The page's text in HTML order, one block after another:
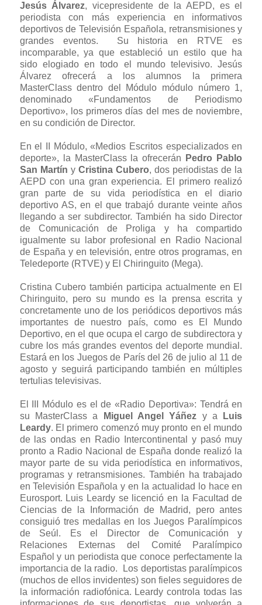
Jesús Álvarez, vicepresidente de la AEPD, es el
periodista con más experiencia en informativos
deportivos de Televisión Española, retransmisiones y
grandes eventos. Su historia en RTVE es
incomparable, ya que estableció un estilo que ha
sido elogiado en todo el mundo televisivo. Jesús
Álvarez ofrecerá a los alumnos la primera
MasterClass dentro del Módulo módulo número 1,
denominado «Fundamentos de Periodismo
Deportivo», los primeros días del mes de noviembre,
en su condición de Director.
En el II Módulo, «Medios Escritos especializados en
deporte», la MasterClass la ofrecerán
Pedro Pablo
San Martín y Cristina Cubero, dos periodistas de la
AEPD con una gran experiencia. El primero realizó
gran parte de su vida periodística en el diario
deportivo AS, en el que trabajó durante veinte años
llegando a ser subdirector. También ha sido Director
de Comunicación de Proliga y ha compartido
igualmente su labor profesional en Radio Nacional
de España y en televisión, entre otros programas, en
Teledeporte (RTVE) y El Chiringuito (Mega).
Cristina Cubero también participa actualmente en El
Chiringuito, pero su mundo es la prensa escrita y
concretamente uno de los periódicos deportivos más
importantes de nuestro país, como es El Mundo
Deportivo, en el que ocupa el cargo de subdirectora y
cubre los más grandes eventos del deporte mundial.
Estará en los Juegos de París del 26 de julio al 11 de
agosto y seguirá participando también en múltiples
tertulias televisivas.
El III Módulo es el de «Radio Deportiva»: Tendrá en
su MasterClass a
Miguel Angel Yáñez y a Luis
Leardy. El primero comenzó muy pronto en el mundo
de las ondas en Radio Intercontinental y pasó muy
pronto a Radio Nacional de España donde realizó la
mayor parte de su vida periodística en informativos,
programas y retransmisiones. También ha trabajado
en Televisión Española y en la actualidad lo hace en
Eurosport. Luis Leardy se licenció en la Facultad de
Ciencias de la Información de Madrid, pero antes
consiguió tres medallas en los Juegos Paralímpicos
de Seúl. Es el Director de Comunicación y
Relaciones Externas del Comité Paralímpico
Español y un periodista que conoce perfectamente la
importancia de la radio. Los deportistas paralímpicos
(muchos de ellos invidentes) son fieles seguidores de
la información radiofónica. Leardy controla todas las